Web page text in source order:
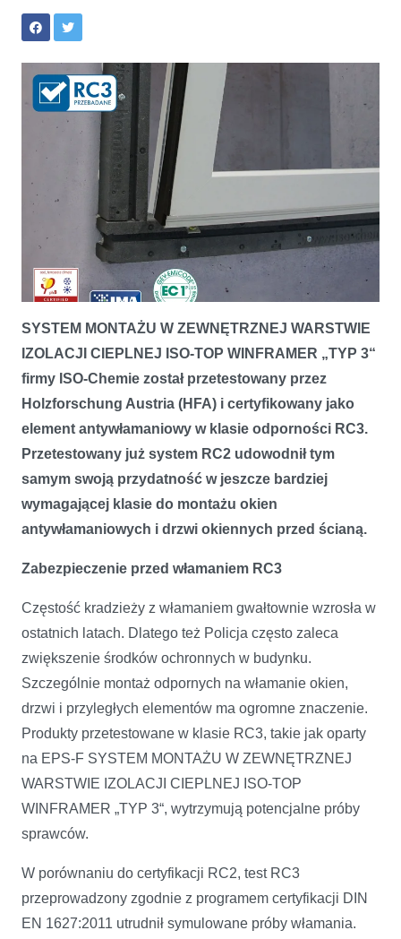
Ochrona antywłamaniowa RC3 z systemem montażu w zewnętrznej
warstwie izolacji cieplnej ISO-TOP WINFRAMER „TYP 3“
SYSTEM MONTAŻU W ZEWNĘTRZNEJ WARSTWIE
IZOLACJI CIEPLNEJ ISO-TOP WINFRAMER „TYP 3“
firmy ISO-Chemie został przetestowany przez
Holzforschung Austria (HFA) i certyfikowany jako
element antywłamaniowy w klasie odporności RC3.
Przetestowany już system RC2 udowodnił tym
samym swoją przydatność w jeszcze bardziej
wymagającej klasie do montażu okien
antywłamaniowych i drzwi okiennych przed ścianą.
Zabezpieczenie przed włamaniem RC3
Częstość kradzieży z włamaniem gwałtownie wzrosła w
ostatnich latach. Dlatego też Policja często zaleca
zwiększenie środków ochronnych w budynku.
Szczególnie montaż odpornych na włamanie okien,
drzwi i przyległych elementów ma ogromne znaczenie.
Produkty przetestowane w klasie RC3, takie jak oparty
na EPS-F SYSTEM MONTAŻU W ZEWNĘTRZNEJ
WARSTWIE IZOLACJI CIEPLNEJ ISO-TOP
WINFRAMER „TYP 3“, wytrzymują potencjalne próby
sprawców.
W porównaniu do certyfikacji RC2, test RC3
przeprowadzony zgodnie z programem certyfikacji DIN
EN 1627:2011 utrudnił symulowane próby włamania.